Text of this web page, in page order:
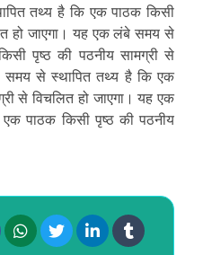
तथ्य है कि एक पाठक किसी
हो जाएगा। यह एक लंबे समय से
पृष्ठ की पठनीय सामग्री से
समय से स्थापित तथ्य है कि एक
से विचलित हो जाएगा। यह एक
पाठक किसी पृष्ठ की पठनीय